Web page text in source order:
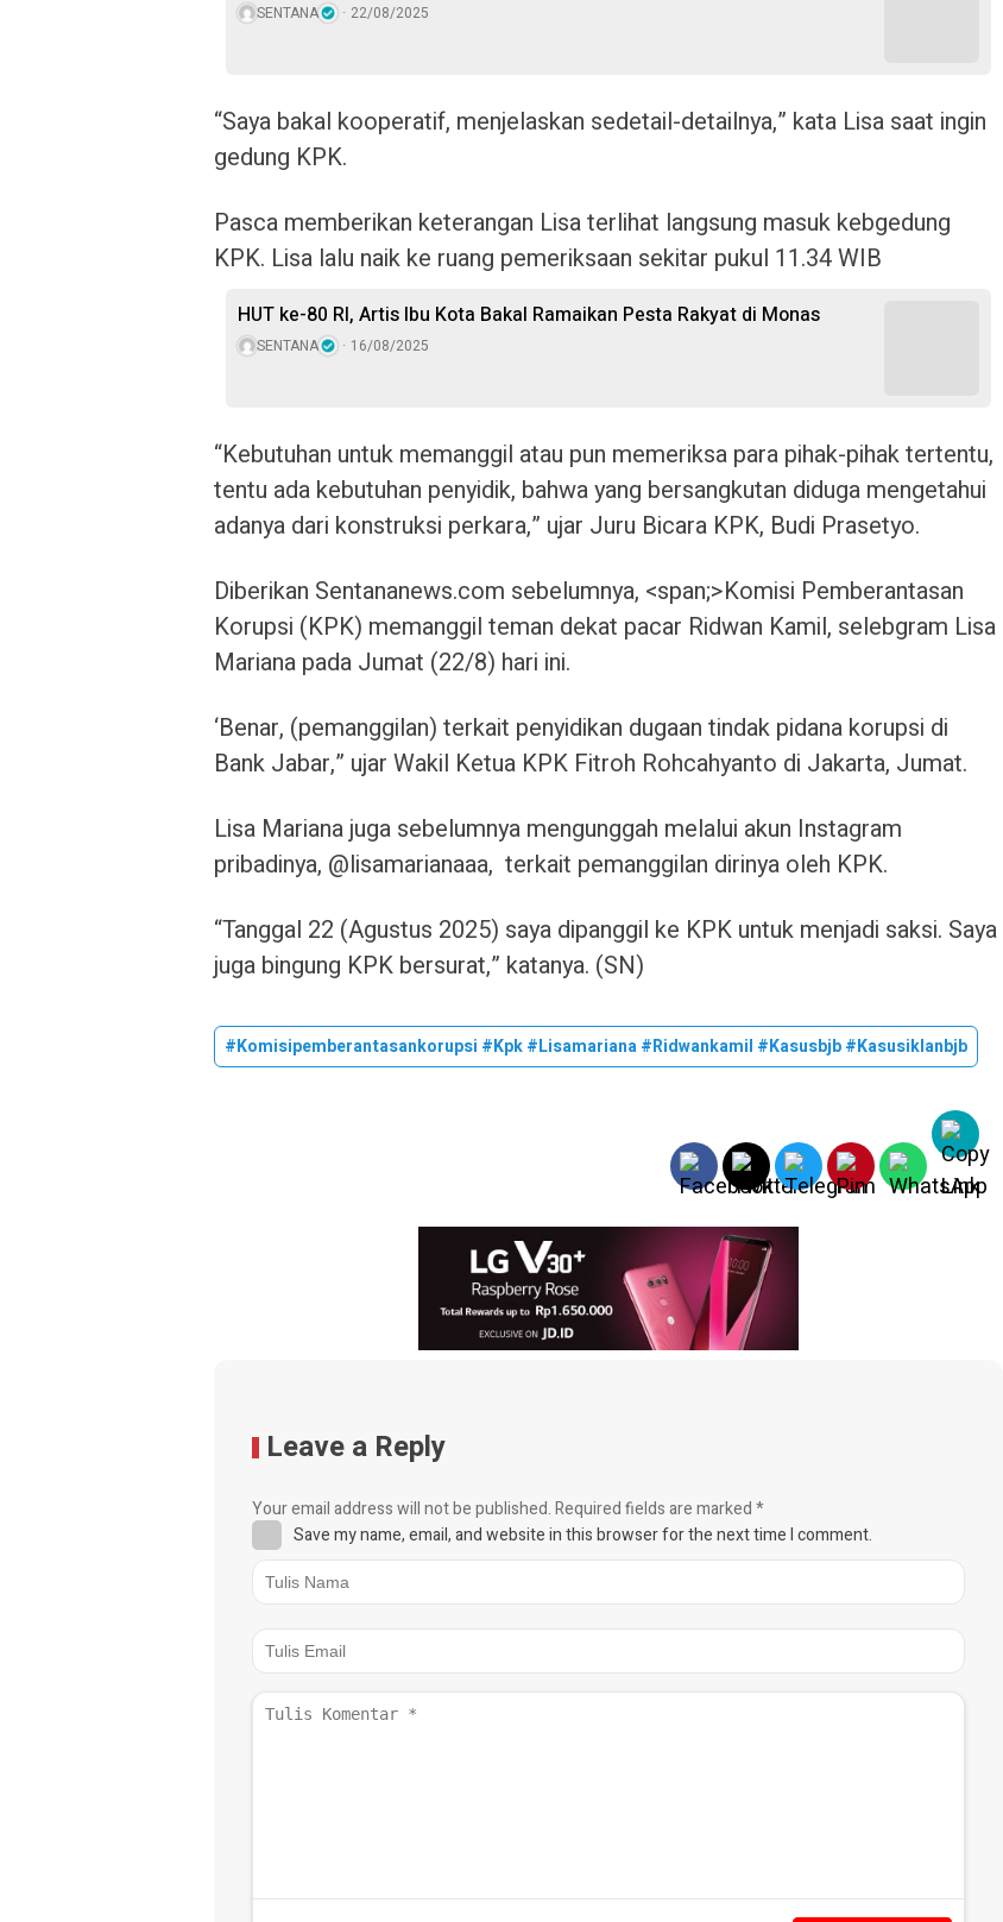
SENTANA 22/08/2025
“Saya bakal kooperatif, menjelaskan sedetail-detailnya,” kata Lisa saat ingin
gedung KPK.
Pasca memberikan keterangan Lisa terlihat langsung masuk kebgedung
KPK. Lisa lalu naik ke ruang pemeriksaan sekitar pukul 11.34 WIB
HUT ke-80 RI, Artis Ibu Kota Bakal Ramaikan Pesta Rakyat di Monas
SENTANA 16/08/2025
“Kebutuhan untuk memanggil atau pun memeriksa para pihak-pihak tertentu,
tentu ada kebutuhan penyidik, bahwa yang bersangkutan diduga mengetahui
adanya dari konstruksi perkara,” ujar Juru Bicara KPK, Budi Prasetyo.
Diberikan Sentananews.com sebelumnya, <span;>Komisi Pemberantasan
Korupsi (KPK) memanggil teman dekat pacar Ridwan Kamil, selebgram Lisa
Mariana pada Jumat (22/8) hari ini.
‘Benar, (pemanggilan) terkait penyidikan dugaan tindak pidana korupsi di
Bank Jabar,” ujar Wakil Ketua KPK Fitroh Rohcahyanto di Jakarta, Jumat.
Lisa Mariana juga sebelumnya mengunggah melalui akun Instagram
pribadinya, @lisamarianaaa, terkait pemanggilan dirinya oleh KPK.
“Tanggal 22 (Agustus 2025) saya dipanggil ke KPK untuk menjadi saksi. Saya
juga bingung KPK bersurat,” katanya. (SN)
#komisipemberantasankorupsi #kpk #lisamariana #ridwankamil #kasusbjb #kasusiklanbjb
Leave a Reply
Your email address will not be published.Required fields are marked*
Save my name, email, and website in this browser for the next time I comment.